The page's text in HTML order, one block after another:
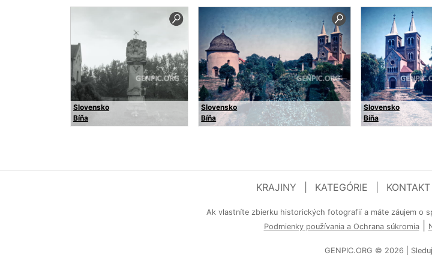
Slovensko
Bíňa
Slovensko
Bíňa
Slovensko
Bíňa
KRAJINY KATEGÓRIE KONTAKT
Ak vlastníte zbierku historických fotografií a máte záujem o
Podmienky používania a Ochrana súkromia|
GENPIC.ORG © 2026 |